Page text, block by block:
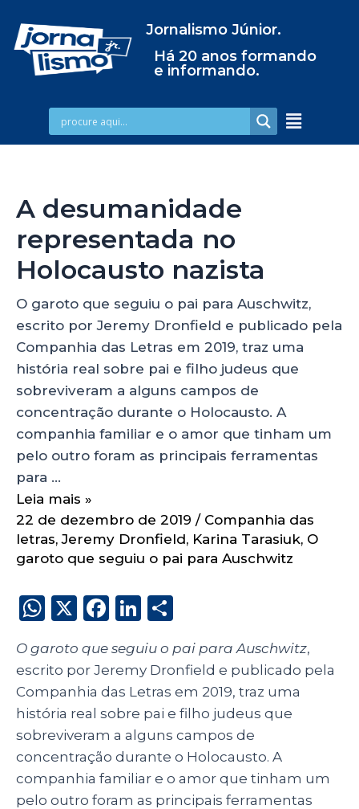
Jornalismo Júnior.
Há 20 anos formando
e informando.
A desumanidade
representada no
Holocausto nazista
O garoto que seguiu o pai para Auschwitz,
escrito por Jeremy Dronfield e publicado pela
Companhia das Letras em 2019, traz uma
história real sobre pai e filho judeus que
sobreviveram a alguns campos de
concentração durante o Holocausto. A
companhia familiar e o amor que tinham um
pelo outro foram as principais ferramentas
para …
Leia mais »
22 de dezembro de 2019 / Companhia das
letras,Jeremy Dronfield, Karina Tarasiuk, O
garoto que seguiu o pai para Auschwitz
W
a
ts
A
p
p
X
F
c
e
b
o
o
k
Li
k
e
dI
n
a
re
O garoto que seguiu o pai para Auschwitz,
escrito por Jeremy Dronfield e publicado pela
Companhia das Letras em 2019, traz uma
história real sobre pai e filho judeus que
sobreviveram a alguns campos de
concentração durante o Holocausto. A
companhia familiar e o amor que tinham um
pelo outro foram as principais ferramentas